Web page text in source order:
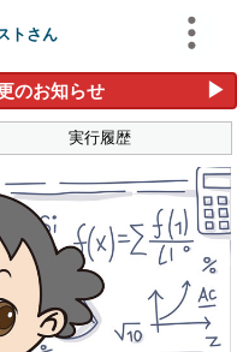
トさん
のお知らせ ▶
実行履歴